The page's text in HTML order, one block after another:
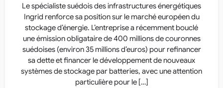
Le spécialiste suédois des infrastructures énergétiques
Ingrid renforce sa position sur le marché européen du
stockage d’énergie. L’entreprise a récemment bouclé
une émission obligataire de 400 millions de couronnes
suédoises (environ 35 millions d’euros) pour refinancer
sa dette et financer le développement de nouveaux
systèmes de stockage par batteries, avec une attention
particulière pour le […]